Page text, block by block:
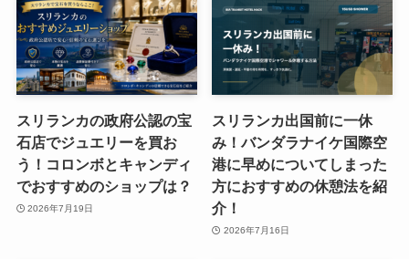
スリランカの政府公認の宝
石店でジュエリーを買お
う！コロンボとキャンディ
でおすすめのショップは？
2026年7月19日
スリランカ出国前に一休
み！バンダラナイケ国際空
港に早めについてしまった
方におすすめの休憩法を紹
介！
2026年7月16日